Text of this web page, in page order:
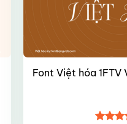
Font Việt hóa 1FTV